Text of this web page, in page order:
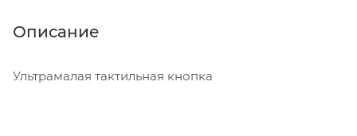
Описание
Ультрамалая тактильная кнопка